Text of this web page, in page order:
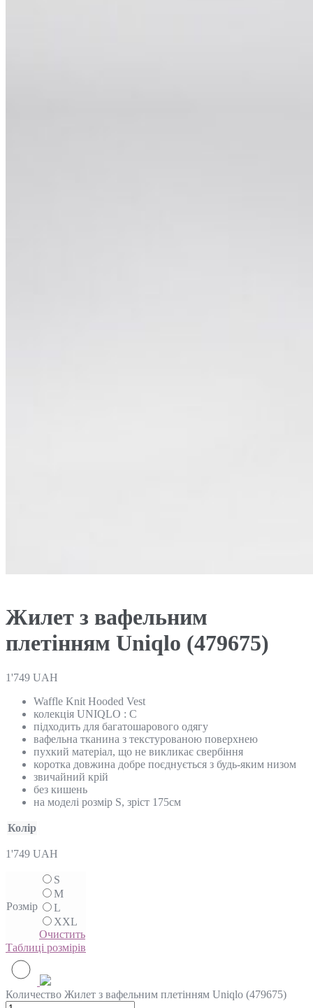
Жилет з вафельним
плетінням Uniqlo (479675)
1'749 UAH
Waffle Knit Hooded Vest
колекція UNIQLO : C
підходить для багатошарового одягу
вафельна тканина з текстурованою поверхнею
пухкий матеріал, що не викликає свербіння
коротка довжина добре поєднується з будь-яким низом
звичайний крій
без кишень
на моделі розмір S, зріст 175см
Колір
1'749 UAH
Розмір
S
M
L
XXL
Очистить
Таблиці розмірів
Количество Жилет з вафельним плетінням Uniqlo (479675)